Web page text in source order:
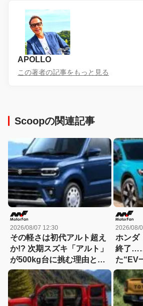
APOLLO
この著者の記事をもっと見る
Scoopの関連記事
2026/08/07 12:30
その軽さは初代アルト超え
か!? 次期スズキ「アルト」
が500kg台に挑む理由と
は……「小・少・軽・短・
美」を極める！
2026/08/
ホンダ
終了
た“EV
略とは